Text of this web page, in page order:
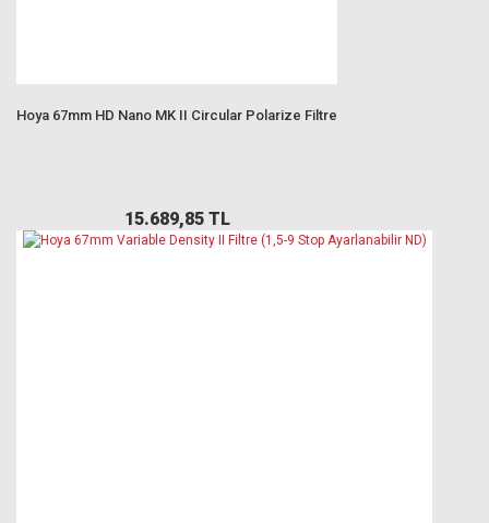
Hoya 67mm HD Nano MK II Circular Polarize Filtre
15.689,85 TL